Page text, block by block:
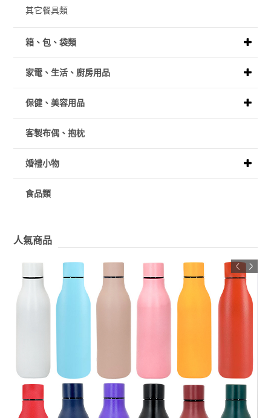
其它餐具類
箱、包、袋類
家電、生活、廚房用品
保健、美容用品
客製布偶、抱枕
婚禮小物
食品類
人氣商品